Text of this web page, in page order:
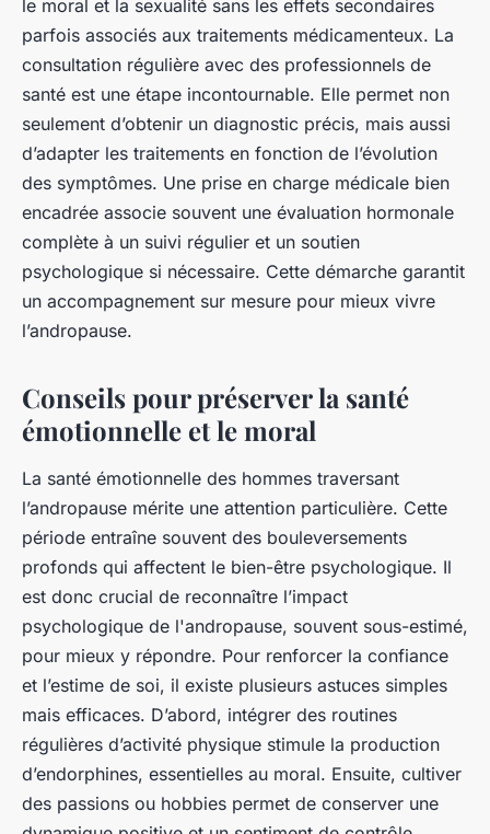
le moral et la sexualité sans les effets secondaires
parfois associés aux traitements médicamenteux. La
consultation régulière avec des professionnels de
santé est une étape incontournable. Elle permet non
seulement d’obtenir un diagnostic précis, mais aussi
d’adapter les traitements en fonction de l’évolution
des symptômes. Une prise en charge médicale bien
encadrée associe souvent une évaluation hormonale
complète à un suivi régulier et un soutien
psychologique si nécessaire. Cette démarche garantit
un accompagnement sur mesure pour mieux vivre
l’andropause.
Conseils pour préserver la santé
émotionnelle et le moral
La santé émotionnelle des hommes traversant
l’andropause mérite une attention particulière. Cette
période entraîne souvent des bouleversements
profonds qui affectent le bien-être psychologique. Il
est donc crucial de reconnaître l’impact
psychologique de l'andropause, souvent sous-estimé,
pour mieux y répondre. Pour renforcer la confiance
et l’estime de soi, il existe plusieurs astuces simples
mais efficaces. D’abord, intégrer des routines
régulières d’activité physique stimule la production
d’endorphines, essentielles au moral. Ensuite, cultiver
des passions ou hobbies permet de conserver une